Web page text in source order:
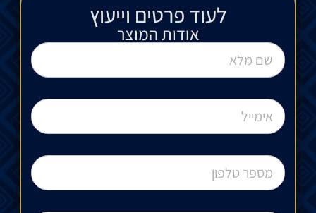
לעוד פרטים וייעוץ​
אודות המוצר